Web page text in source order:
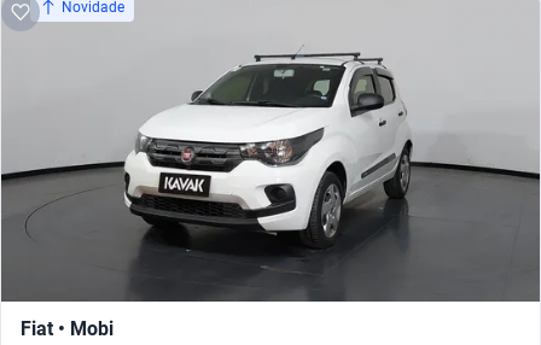
Novidade
Fiat • Mobi